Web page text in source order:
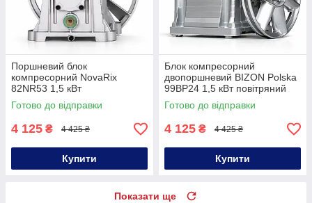
Поршневий блок
компресорний NovaRix
82NR53 1,5 кВт
компресорний блок
повітряний 2 поршня
Готово до відправки
4 125 ₴ 4 425 ₴
Купити
Блок компресорний
двопоршневий BIZON Polska
99BP24 1,5 кВт повітряний
компресорний блок 2 поршня
Готово до відправки
4 125 ₴ 4 425 ₴
Купити
Показати ще